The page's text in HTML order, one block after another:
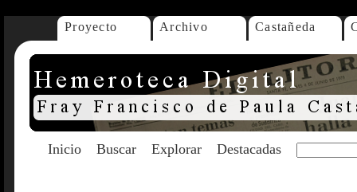
Proyecto Archivo Castañeda
Inicio Buscar Explorar Destacadas